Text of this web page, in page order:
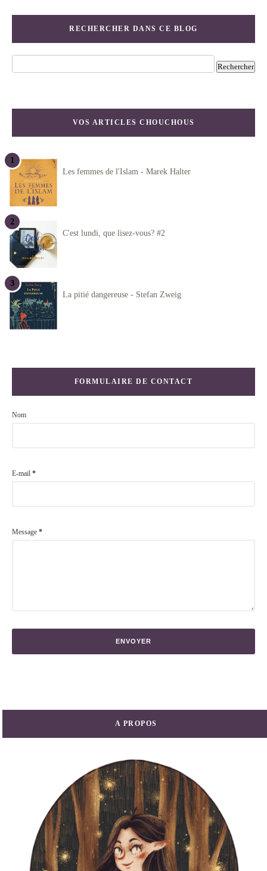
RECHERCHER DANS CE BLOG
VOS ARTICLES CHOUCHOUS
Les femmes de l'Islam - Marek Halter
C'est lundi, que lisez-vous? #2
La pitié dangereuse - Stefan Zweig
FORMULAIRE DE CONTACT
Nom
E-mail *
Message *
A PROPOS